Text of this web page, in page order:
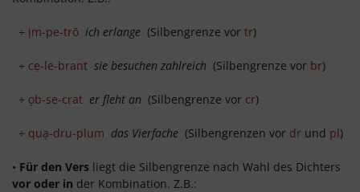
÷ ịm-pe-trō ich erlange (Silbengrenze vor tr)
÷ cẹ-le-brant sie besuchen zahlreich (Silbengrenze vor br)
÷ ọb-se-crat er fleht an (Silbengrenze vor cr)
÷ quạ-dru-plum das Vierfache (Silbengrenzen vor dr und pl)
• Für den Vers liegt die Silbengrenze nach Wahl des Dichters
vor oder in der Kombination. Z.B.: